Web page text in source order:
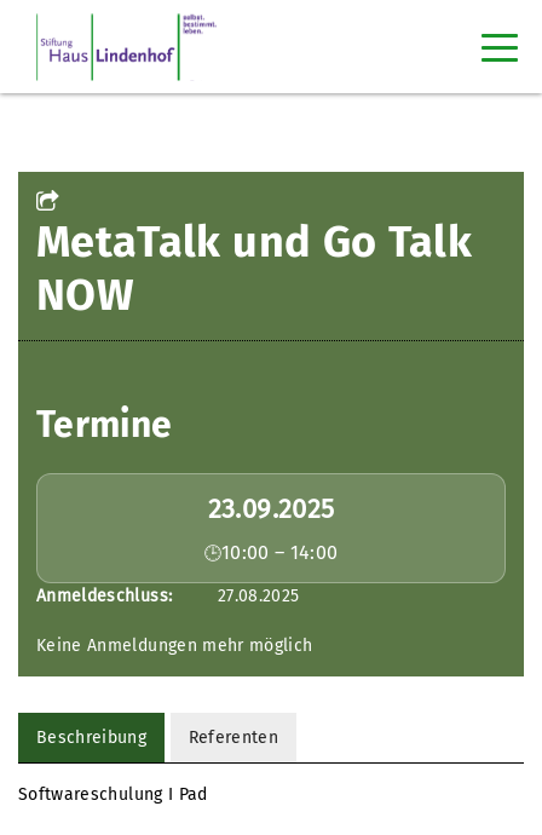
MetaTalk und Go Talk
NOW
Termine
23.09.2025
10:00 – 14:00
Anmeldeschluss: 27.08.2025
Keine Anmeldungen mehr möglich
Beschreibung Referenten
Softwareschulung I Pad